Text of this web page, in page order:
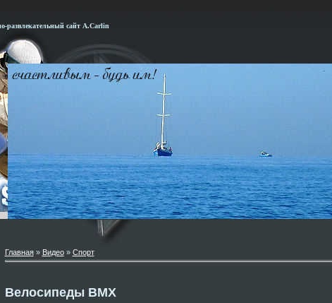
развлекательный сайт А.Carlin
Главная» Видео» Спорт
Велосипеды BMX